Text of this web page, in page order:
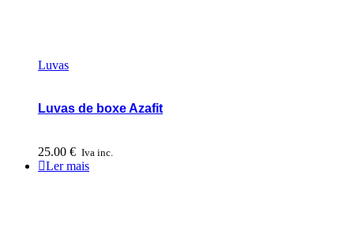
Luvas
Luvas de boxe Azafit
25.00 € Iva inc.
Ler mais